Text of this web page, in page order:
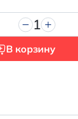
1
В корзину